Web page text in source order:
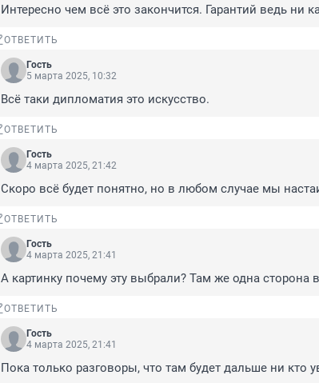
Интересно чем всё это закончится. Гарантий ведь ни
ОТВЕТИТЬ
Гость
5 марта 2025, 10:32
Всё таки дипломатия это искусство.
ОТВЕТИТЬ
Гость
4 марта 2025, 21:42
Скоро всё будет понятно, но в любом случае мы
ОТВЕТИТЬ
Гость
4 марта 2025, 21:41
А картинку почему эту выбрали? Там же одна сторона
ОТВЕТИТЬ
Гость
4 марта 2025, 21:41
Пока только разговоры, что там будет дальше ни кто